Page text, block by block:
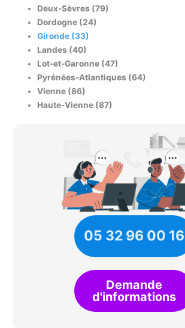
Deux-Sèvres (79)
Dordogne (24)
Gironde (33)
Landes (40)
Lot-et-Garonne (47)
Pyrénées-Atlantiques (64)
Vienne (86)
Haute-Vienne (87)
05 32 96 00 16
Demande
d'informations